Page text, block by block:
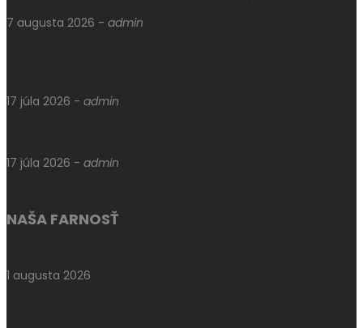
7 augusta 2026 - admin
17 júla 2026 - admin
17 júla 2026 - admin
NAŠA FARNOSŤ
1 augusta 2026